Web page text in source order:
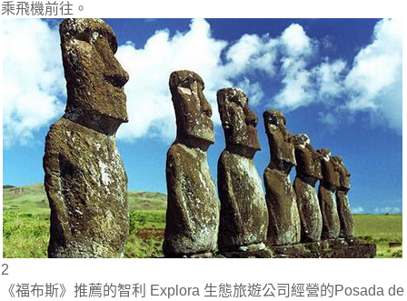
乘飛機前往。
2
《福布斯》推薦的智利 Explora 生態旅遊公司經營的Posada de